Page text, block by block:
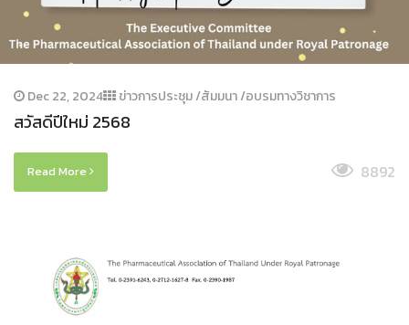
Dec 22, 2024 ข่าวการประชุม /สัมมนา /อบรมทางวิชาการ
สวัสดีปีใหม่ 2568
Read More 8892